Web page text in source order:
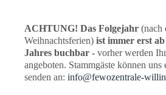
ACHTUNG! Das Folgejahr (nach
Weihnachtsferien) ist immer erst
Jahres buchbar - vorher werden
angeboten. Stammgäste können
senden an: info@fewozentrale-